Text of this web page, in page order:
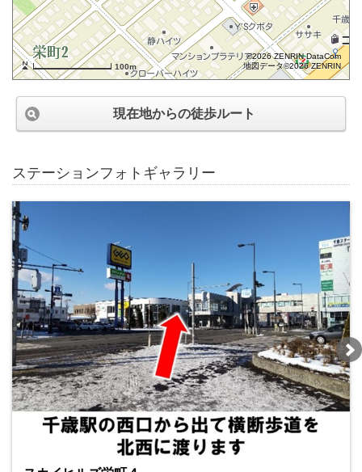
100m
©2026 ZENRIN DataCom
地図データ©2026 ZENRIN
現在地からの徒歩ルート
ステーションフォトギャラリー